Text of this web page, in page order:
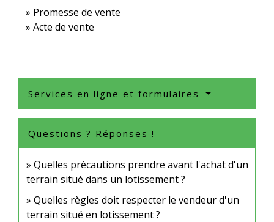
Promesse de vente
Acte de vente
Services en ligne et formulaires
Questions ? Réponses !
Quelles précautions prendre avant l'achat d'un
terrain situé dans un lotissement ?
Quelles règles doit respecter le vendeur d'un
terrain situé en lotissement ?